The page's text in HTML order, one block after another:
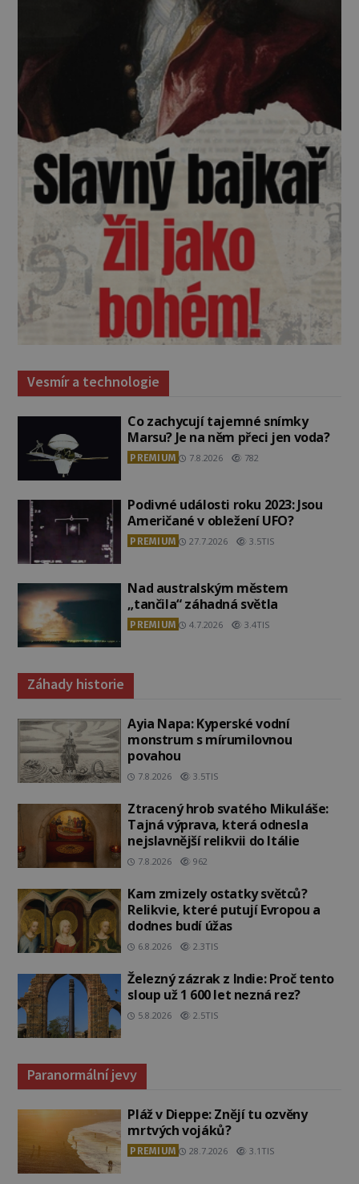
Vesmír a technologie
Co zachycují tajemné snímky
Marsu? Je na něm přeci jen voda?
PREMIUM 7.8.2026 782
Podivné události roku 2023: Jsou
Američané v obležení UFO?
PREMIUM 27.7.2026 3.5TIS
Nad australským městem
„tančila“ záhadná světla
PREMIUM 4.7.2026 3.4TIS
Záhady historie
Ayia Napa: Kyperské vodní
monstrum s mírumilovnou
povahou
7.8.2026 3.5TIS
Ztracený hrob svatého Mikuláše:
Tajná výprava, která odnesla
nejslavnější relikvii do Itálie
7.8.2026 962
Kam zmizely ostatky světců?
Relikvie, které putují Evropou a
dodnes budí úžas
6.8.2026 2.3TIS
Železný zázrak z Indie: Proč tento
sloup už 1 600 let nezná rez?
5.8.2026 2.5TIS
Paranormální jevy
Pláž v Dieppe: Znějí tu ozvěny
mrtvých vojáků?
PREMIUM 28.7.2026 3.1TIS